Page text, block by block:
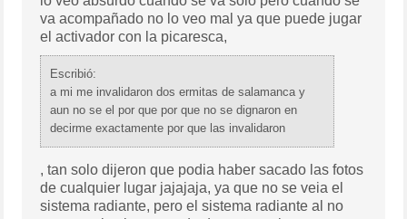
va acompañado no lo veo mal ya que puede jugar
el activador con la picaresca,
Escribió:
a mi me invalidaron dos ermitas de salamanca y
aun no se el por que por que no se dignaron en
decirme exactamente por que las invalidaron
, tan solo dijeron que podia haber sacado las fotos
de cualquier lugar jajajaja, ya que no se veia el
sistema radiante, pero el sistema radiante al no